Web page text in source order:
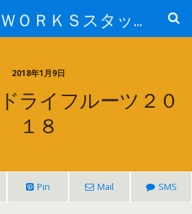
ＨＯＭＥＷＯＲＫＳスタッフ日記ブログ
2018年1月9日
ライフルーツ２０
１８
Pin Mail SMS